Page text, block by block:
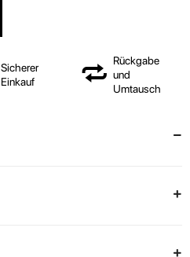
Sicherer
Einkauf
Rückgabe
und
Umtausch